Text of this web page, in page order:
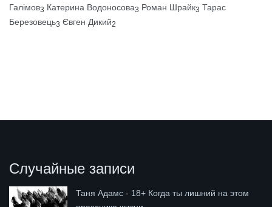
Галімов3 Катерина Водоносова3 Роман Шрайк3 Тарас
Березовець3 Євген Дикий2
Случайные записи
Таня Адамс - 18+ Когда ты лишний на этом